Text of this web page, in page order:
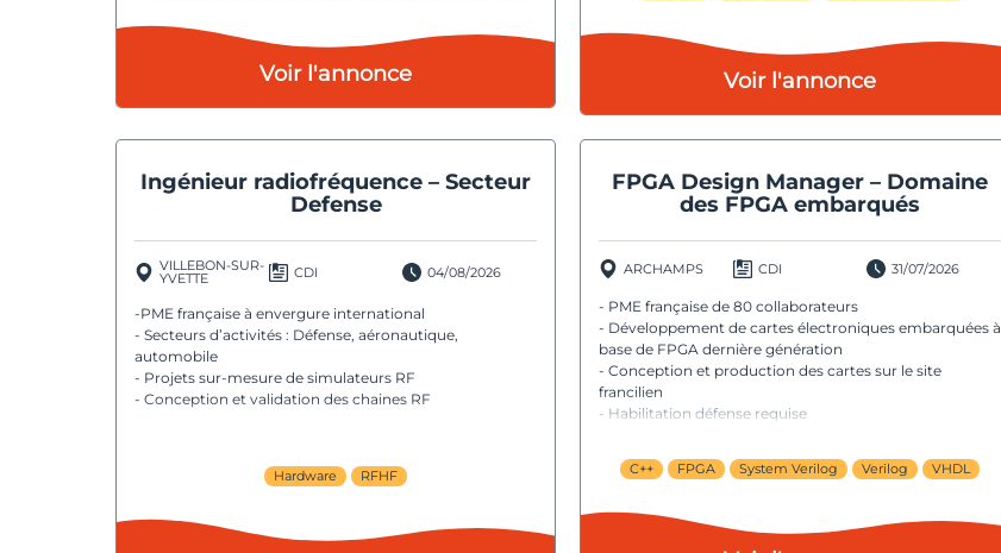
Voir l'annonce Voir l'annonce
Ingénieur radiofréquence – Secteur
Defense
VILLEBON-SUR-
YVETTE CDI 04/08/2026
-PME française à envergure international
- Secteurs d’activités : Défense, aéronautique,
automobile
- Projets sur-mesure de simulateurs RF
- Conception et validation des chaines RF
Hardware RFHF
FPGA Design Manager – Domaine
des FPGA embarqués
ARCHAMPS CDI 31/07/2026
- PME française de 80 collaborateurs
- Développement de cartes électroniques embarquées à
base de FPGA dernière génération
- Conception et production des cartes sur le site
francilien
- Habilitation défense requise
C++ FPGA System Verilog Verilog VHDL